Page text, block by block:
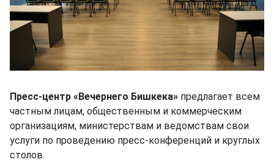
Пресс-центр «Вечернего Бишкека» предлагает всем
частным лицам, общественным и коммерческим
организациям, министерствам и ведомствам свои
услуги по проведению пресс-конференций и круглых
столов.